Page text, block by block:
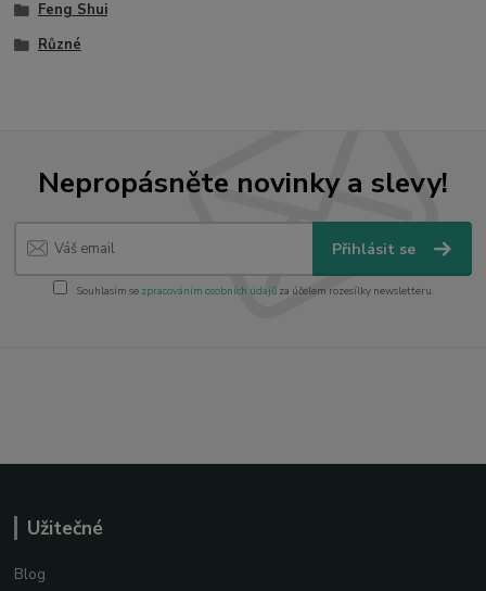
Feng Shui
Různé
Nepropásněte novinky a slevy!
Přihlásit se
Souhlasím se zpracováním osobních údajůza účelem rozesílky newsletteru.
Užitečné
Blog